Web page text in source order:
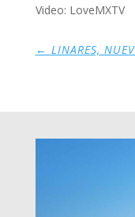
Video: LoveMXTV
← LINARES,